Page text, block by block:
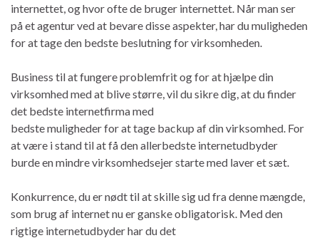
internettet, og hvor ofte de bruger internettet. Når man ser
på et agentur ved at bevare disse aspekter, har du muligheden
for at tage den bedste beslutning for virksomheden.
Business til at fungere problemfrit og for at hjælpe din
virksomhed med at blive større, vil du sikre dig, at du finder
det bedste internetfirma med
bedste muligheder for at tage backup af din virksomhed. For
at være i stand til at få den allerbedste internetudbyder
burde en mindre virksomhedsejer starte med laver et sæt.
Konkurrence, du er nødt til at skille sig ud fra denne mængde,
som brug af internet nu er ganske obligatorisk. Med den
rigtige internetudbyder har du det